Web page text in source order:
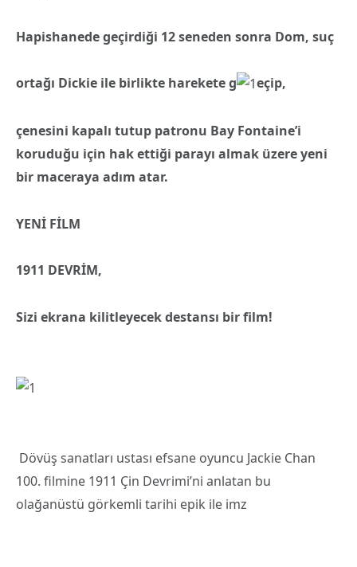
Hapishanede geçirdiği 12 seneden sonra Dom, suç
ortağı Dickie ile birlikte harekete g eçip,
çenesini kapalı tutup patronu Bay Fontaine’i
koruduğu için hak ettiği parayı almak üzere yeni
bir maceraya adım atar.
YENİ FİLM
1911 DEVRİM,
Sizi ekrana kilitleyecek destansı bir film!
Dövüş sanatları ustası efsane oyuncu Jackie Chan
100. filmine 1911 Çin Devrimi’ni anlatan bu
olağanüstü görkemli tarihi epik ile imz